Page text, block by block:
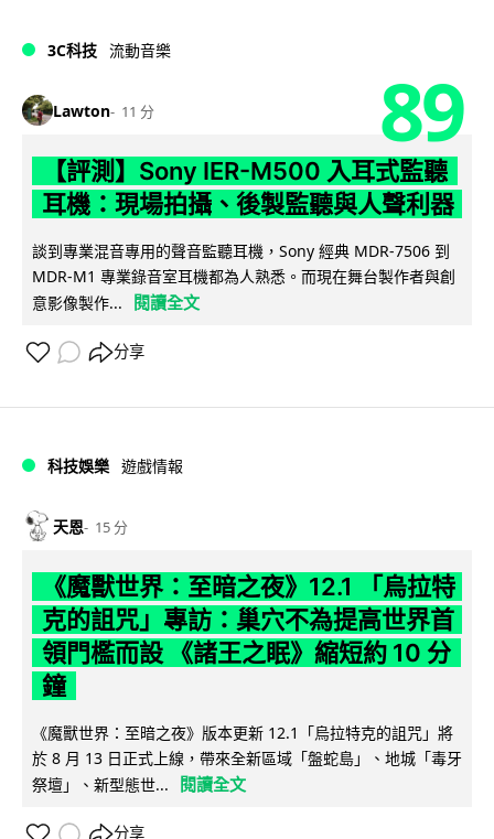
3C科技 流動音樂
Lawton 11 分 89
【評測】Sony IER-M500 入耳式監聽
耳機：現場拍攝、後製監聽與人聲利器
談到專業混音專用的聲音監聽耳機，Sony 經典 MDR-7506 到
MDR-M1 專業錄音室耳機都為人熟悉。而現在舞台製作者與創
意影像製作...
閱讀全文
分享
科技娛樂 遊戲情報
天恩 15 分
《魔獸世界：至暗之夜》12.1 「烏拉特
克的詛咒」專訪：巢穴不為提高世界首
領門檻而設 《諸王之眠》縮短約 10 分
鐘
《魔獸世界：至暗之夜》版本更新 12.1「烏拉特克的詛咒」將
於 8 月 13 日正式上線，帶來全新區域「盤蛇島」、地城「毒牙
祭壇」、新型態世...
閱讀全文
分享